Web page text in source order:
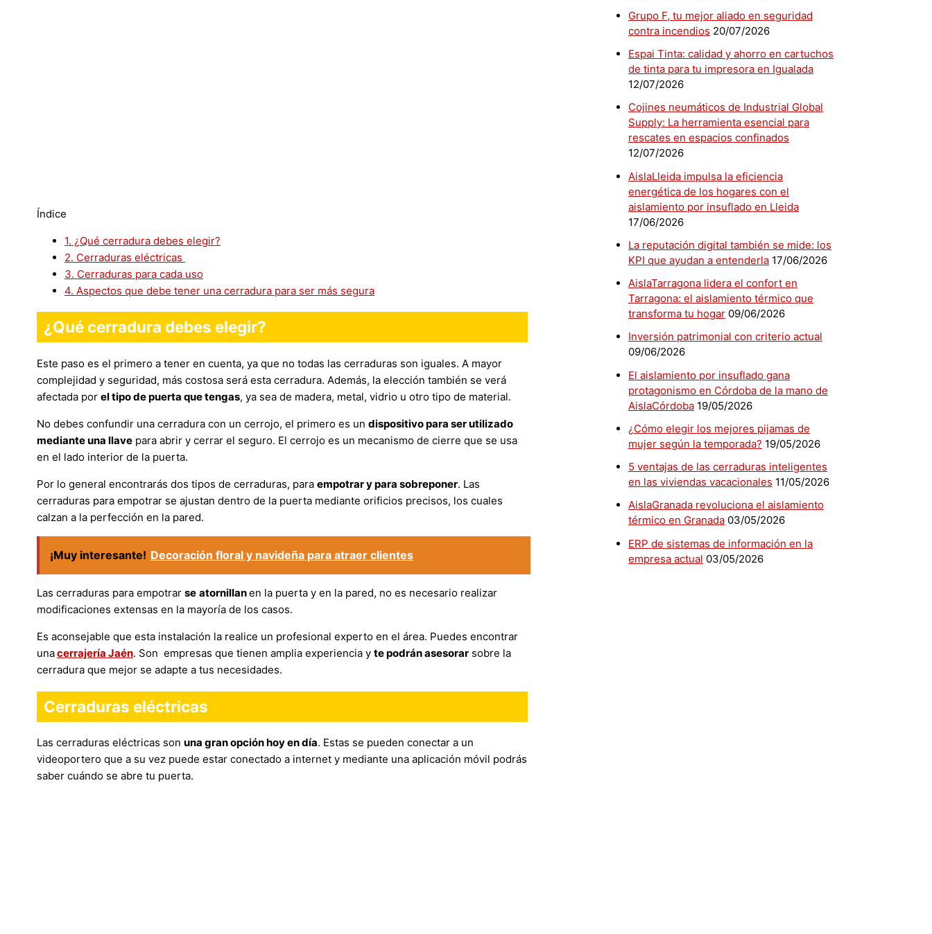
Índice
1. ¿Qué cerradura debes elegir?
2. Cerraduras eléctricas
3. Cerraduras para cada uso
4. Aspectos que debe tener una cerradura para ser más segura
¿Qué cerradura debes elegir?
Este paso es el primero a tener en cuenta, ya que no todas las cerraduras son iguales. A mayor
complejidad y seguridad, más costosa será esta cerradura. Además, la elección también se verá
afectada por el tipo de puerta que tengas, ya sea de madera, metal, vidrio u otro tipo de material.
No debes confundir una cerradura con un cerrojo, el primero es un dispositivo para ser utilizado
mediante una llave para abrir y cerrar el seguro. El cerrojo es un mecanismo de cierre que se usa
en el lado interior de la puerta.
Por lo general encontrarás dos tipos de cerraduras, para empotrar y para sobreponer. Las
cerraduras para empotrar se ajustan dentro de la puerta mediante orificios precisos, los cuales
calzan a la perfección en la pared.
¡Muy interesante! Decoración floral y navideña para atraer clientes
Las cerraduras para empotrar se atornillanen la puerta y en la pared, no es necesario realizar
modificaciones extensas en la mayoría de los casos.
Es aconsejable que esta instalación la realice un profesional experto en el área. Puedes encontrar
unacerrajería Jaén. Son empresas que tienen amplia experiencia y te podrán asesorar sobre la
cerradura que mejor se adapte a tus necesidades.
Cerraduras eléctricas
Las cerraduras eléctricas son una gran opción hoy en día. Estas se pueden conectar a un
videoportero que a su vez puede estar conectado a internet y mediante una aplicación móvil podrás
saber cuándo se abre tu puerta.
Grupo F, tu mejor aliado en seguridad
contra incendios 20/07/2026
Espai Tinta: calidad y ahorro en cartuchos
de tinta para tu impresora en Igualada
12/07/2026
Cojines neumáticos de Industrial Global
Supply: La herramienta esencial para
rescates en espacios confinados
12/07/2026
AislaLleida impulsa la eficiencia
energética de los hogares con el
aislamiento por insuflado en Lleida
17/06/2026
La reputación digital también se mide: los
KPI que ayudan a entenderla 17/06/2026
AislaTarragona lidera el confort en
Tarragona: el aislamiento térmico que
transforma tu hogar 09/06/2026
Inversión patrimonial con criterio actual
09/06/2026
El aislamiento por insuflado gana
protagonismo en Córdoba de la mano de
AislaCórdoba 19/05/2026
¿Cómo elegir los mejores pijamas de
mujer según la temporada? 19/05/2026
5 ventajas de las cerraduras inteligentes
en las viviendas vacacionales 11/05/2026
AislaGranada revoluciona el aislamiento
térmico en Granada 03/05/2026
ERP de sistemas de información en la
empresa actual 03/05/2026